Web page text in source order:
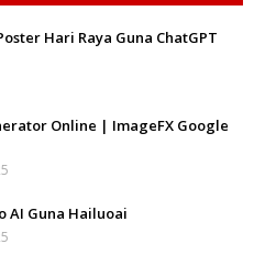
Hari Raya Guna ChatGPT
Online | ImageFX Google
AI Guna Hailuoai